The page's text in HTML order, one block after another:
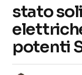
stato
potenti